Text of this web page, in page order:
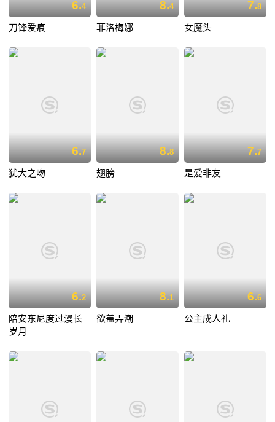
6.4
刀锋爱痕
8.4
菲洛梅娜
7.8
女魔头
6.7
犹大之吻
8.8
翅膀
7.7
是爱非友
6.2
陪安东尼度过漫长
岁月
8.1
欲盖弄潮
6.6
公主成人礼